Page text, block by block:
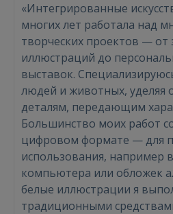
«Интегрированные
многих лет работала над
творческих проектов — от
иллюстраций до
выставок.
людей и животных, уделяя
деталям, передающим
Большинство моих работ
цифровом формате — для
использования, например
компьютера или обложек
белые иллюстрации я
традиционными